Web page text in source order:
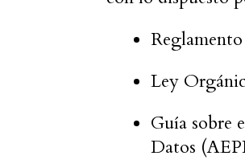
Ley
Guía sobre
Datos